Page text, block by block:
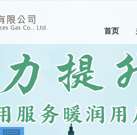
首页